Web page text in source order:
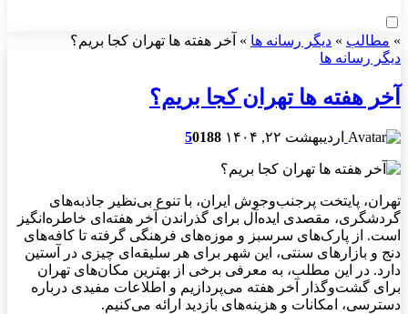
» مطالب » دیگر رسانه ها » آخر هفته ها تهران کجا بریم؟
دیگر رسانه ها
آخر هفته ها تهران کجا بریم؟
اردیبهشت ۲۲, ۱۴۰۴ 50188
تهران، پایتخت پرجنب‌وجوش ایران، با تنوع بی‌نظیر جاذبه‌های
گردشگری، مقصدی ایده‌آل برای گذراندن آخر هفته‌ای خاطره‌انگیز
است. از پارک‌های سرسبز و موزه‌های فرهنگی گرفته تا کافه‌های
دنج و بازارهای سنتی، این شهر برای هر سلیقه‌ای چیزی در آستین
دارد. در این مطلب، به معرفی برخی از بهترین مکان‌های تهران
برای گشت‌وگذار آخر هفته می‌پردازیم و اطلاعات مفیدی درباره
دسترسی، امکانات و هزینه‌های بازدید ارائه می‌کنیم.